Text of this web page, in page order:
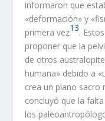
informaron que
«deformación» y
primera vez13.
proponer que la
de otros
humana» debido a
crea un plano sacro
concluyó que la
los